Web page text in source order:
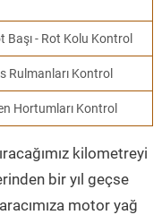
Başı - Rot Kolu Kontrol
Rulmanları Kontrol
Hortumları Kontrol
kilometreyi
bir yıl geçse
motor yağ